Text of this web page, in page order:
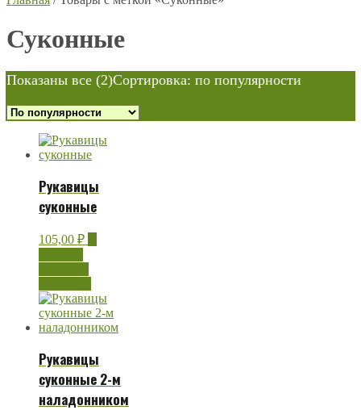
Суконные
Показаны все (2)Сортировка: по популярности
Рукавицы
суконные
105,00 ₽
Рукавицы
суконные 2-м
наладонником